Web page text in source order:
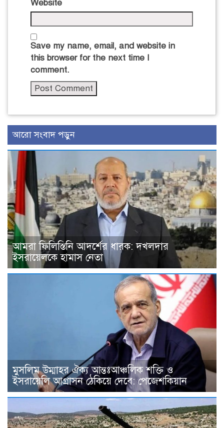
Website
Save my name, email, and website in
this browser for the next time I
comment.
আরো সংবাদ পড়ুন
আমরা ফিলিস্তিনি আদর্শের ধারক: দখলদার
ইসরায়েলকে হামাস নেতা
মুসলিম উম্মাহর ঐক্য আন্তঃআঞ্চলিক শক্তি ও
ইসরায়েলি আগ্রাসন ঠেকিয়ে দেবে: পেজেশকিয়ান